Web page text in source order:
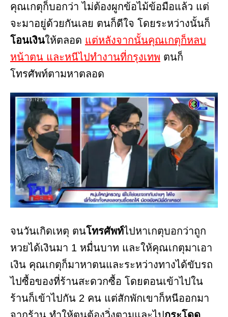
คุณเกตุก็บอกว่า ไม่ต้องผูกข้อไม้ข้อมือแล้ว แต่
จะมาอยู่ด้วยกันเลย ตนก็ดีใจ โดยระหว่างนั้นก็
โอนเงินให้ตลอด แต่หลังจากนั้นคุณเกตุก็หลบ
หน้าตน และหนีไปทำงานที่กรุงเทพ ตนก็
โทรศัพท์ตามหาตลอด
จนวันเกิดเหตุ ตนโทรศัพท์ไปหาเกตุบอกว่าถูก
หวยได้เงินมา 1 หมื่นบาท และให้คุณเกตุมาเอา
เงิน คุณเกตุก็มาหาตนและระหว่างทางได้ขับรถ
ไปซื้อของที่ร้านสะดวกซื้อ โดยตอนเข้าไปใน
ร้านก็เข้าไปกัน 2 คน แต่สักพักเขาก็หนีออกมา